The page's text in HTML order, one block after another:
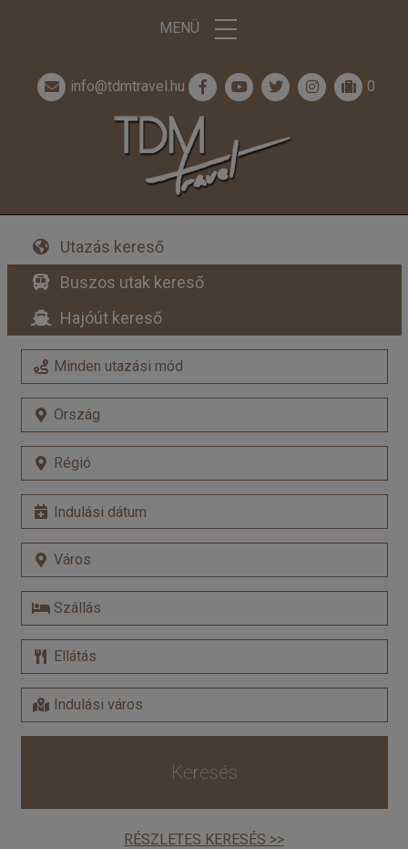
MENÜ
info@tdmtravel.hu 0
Utazás kereső
Buszos utak kereső
Hajóút kereső
Keresés
RÉSZLETES KERESÉS >>